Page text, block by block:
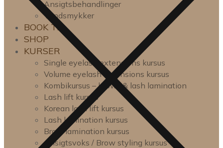
Ansigtsbehandlinger
Tandsmykker
BOOK TID
SHOP
KURSER
Single eyelash extensions kursus
Volume eyelash extensions kursus
Kombikursus – brow- & lash lamination
Lash lift kursus
Korean lash lift kursus
Lash lamination kursus
Brow lamination kursus
Ansigtsvoks / Brow styling kursus